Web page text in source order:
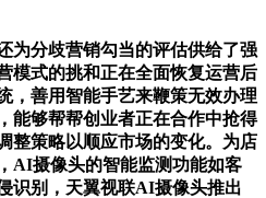
分歧营销勾当的评估供给了强
模式的挑和正在全面恢复运营后
，善用智能手艺来鞭策无效办理
能够帮帮创业者正在合作中抢得
整策略以顺应市场的变化。为店
AI摄像头的智能监测功能如客
识别，天翼视联AI摄像头推出